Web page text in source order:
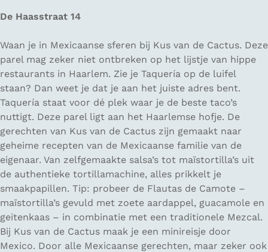
De Haasstraat 14
Waan je in Mexicaanse sferen bij Kus van de Cactus. Deze
parel mag zeker niet ontbreken op het lijstje van hippe
restaurants in Haarlem. Zie je Taquería op de luifel
staan? Dan weet je dat je aan het juiste adres bent.
Taquería staat voor dé plek waar je de beste taco’s
nuttigt. Deze parel ligt aan het Haarlemse hofje. De
gerechten van Kus van de Cactus zijn gemaakt naar
geheime recepten van de Mexicaanse familie van de
eigenaar. Van zelfgemaakte salsa’s tot maïstortilla’s uit
de authentieke tortillamachine, alles prikkelt je
smaakpapillen. Tip: probeer de Flautas de Camote –
maïstortilla’s gevuld met zoete aardappel, guacamole en
geitenkaas – in combinatie met een traditionele Mezcal.
Bij Kus van de Cactus maak je een minireisje door
Mexico. Door alle Mexicaanse gerechten, maar zeker ook